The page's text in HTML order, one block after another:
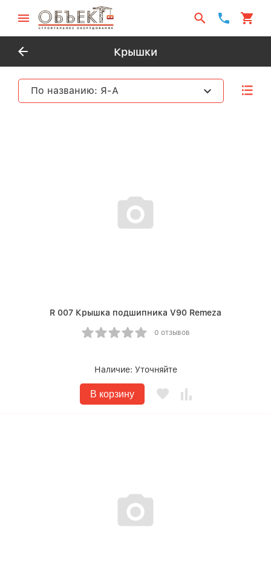
Крышки
По названию: Я-А
R 007 Крышка подшипника V90 Remeza
0 отзывов
Наличие: Уточняйте
В корзину